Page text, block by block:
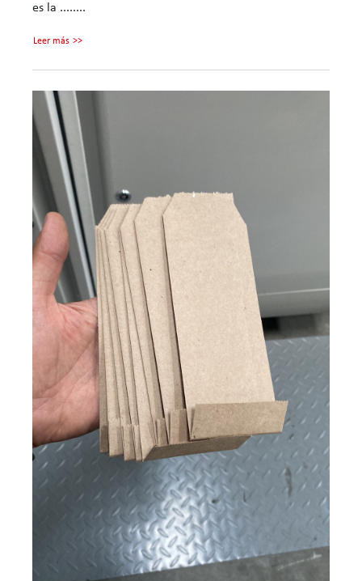
es la ........
Leer más